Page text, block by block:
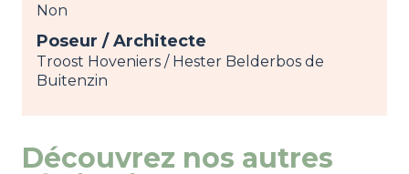
Non
Poseur / Architecte
Troost Hoveniers / Hester Belderbos de
Buitenzin
Découvrez nos autres